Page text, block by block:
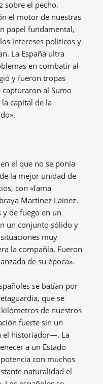
sobre el pecho.
el motor de nuestras
papel fundamental,
intereses políticos y
La España ultra
en combatir al
y fueron tropas
capturaron al Sumo
capital de la
el que no se ponía
la mejor unidad de
con «fama
Martínez Laínez.
y de fuego en un
un conjunto sólido y
muy
la compañía. Fueron
de su época».
se batían por
que se
kilómetros de nuestros
fuerte sin un
el historiador—. La
a un Estado
con muchos
naturalidad el